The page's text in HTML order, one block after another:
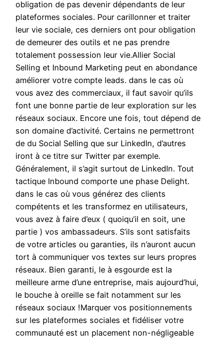
obligation de pas devenir dépendants de leur
plateformes sociales. Pour carillonner et traiter
leur vie sociale, ces derniers ont pour obligation
de demeurer des outils et ne pas prendre
totalement possession leur vie.Allier Social
Selling et Inbound Marketing peut en abondance
améliorer votre compte leads. dans le cas où
vous avez des commerciaux, il faut savoir qu’ils
font une bonne partie de leur exploration sur les
réseaux sociaux. Encore une fois, tout dépend de
son domaine d’activité. Certains ne permettront
de du Social Selling que sur LinkedIn, d’autres
iront à ce titre sur Twitter par exemple.
Généralement, il s’agit surtout de LinkedIn. Tout
tactique Inbound comporte une phase Delight.
dans le cas où vous générez des clients
compétents et les transformez en utilisateurs,
vous avez à faire d’eux ( quoiqu’il en soit, une
partie ) vos ambassadeurs. S’ils sont satisfaits
de votre articles ou garanties, ils n’auront aucun
tort à communiquer vos textes sur leurs propres
réseaux. Bien garanti, le à esgourde est la
meilleure arme d’une entreprise, mais aujourd’hui,
le bouche à oreille se fait notamment sur les
réseaux sociaux !Marquer vos positionnements
sur les plateformes sociales et fidéliser votre
communauté est un placement non-négligeable